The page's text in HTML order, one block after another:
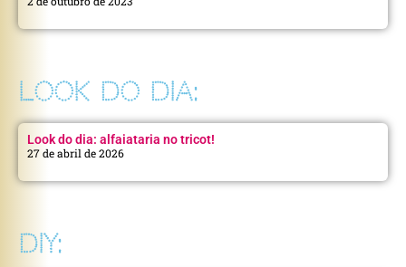
LOOK DO DIA:
Look do dia: alfaiataria no tricot!
27 de abril de 2026
DIY: